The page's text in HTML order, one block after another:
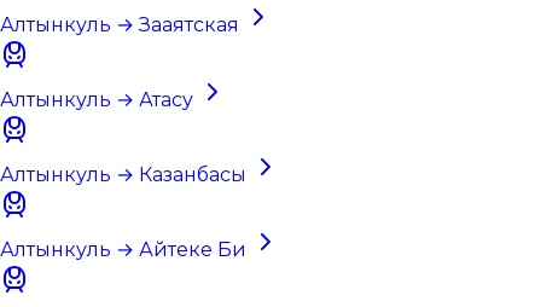
Алтынкуль → Зааятская
Алтынкуль → Атасу
Алтынкуль → Казанбасы
Алтынкуль → Айтеке Би